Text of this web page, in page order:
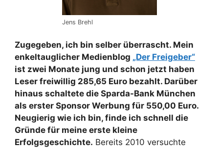
Jens Brehl
Zugegeben, ich bin selber überrascht. Mein
enkeltauglicher Medienblog „Der Freigeber“
ist zwei Monate jung und schon jetzt haben
Leser freiwillig 285,65 Euro bezahlt. Darüber
hinaus schaltete die Sparda-Bank München
als erster Sponsor Werbung für 550,00 Euro.
Neugierig wie ich bin, finde ich schnell die
Gründe für meine erste kleine
Erfolgsgeschichte. Bereits 2010 versuchte